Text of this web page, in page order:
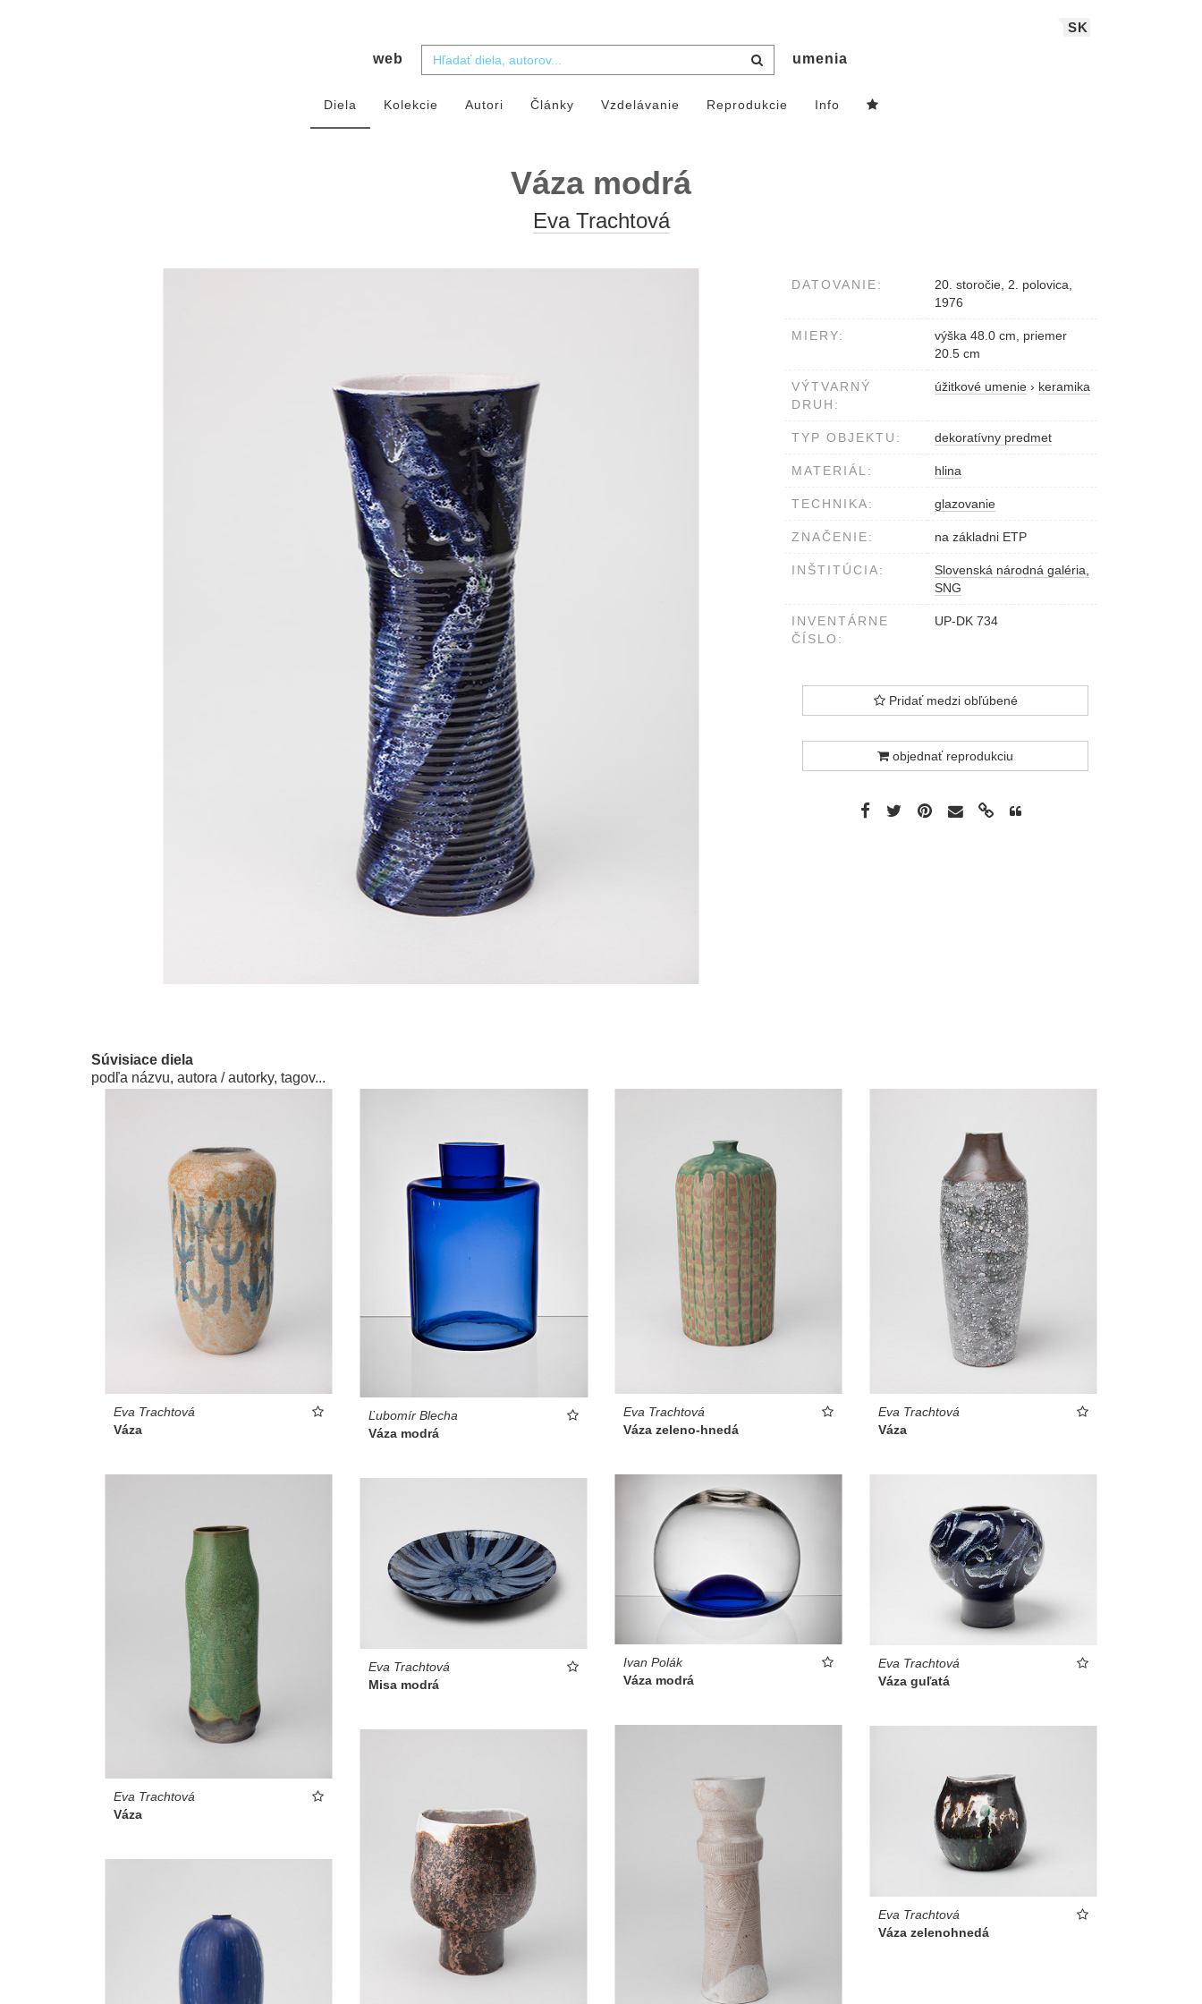
SK
web umenia
Diela Kolekcie Autori Články Vzdelávanie Reprodukcie Info
Váza modrá
Eva Trachtová
DATOVANIE:
20. storočie, 2. polovica,
1976
MIERY:
výška 48.0 cm, priemer
20.5 cm
VÝTVARNÝ
DRUH:
úžitkové umenie › keramika
TYP OBJEKTU: dekoratívny predmet
MATERIÁL: hlina
TECHNIKA: glazovanie
ZNAČENIE: na základni ETP
INŠTITÚCIA:
Slovenská národná galéria,
SNG
INVENTÁRNE
ČÍSLO:
UP-DK 734
Pridať medzi obľúbené
objednať reprodukciu
Súvisiace diela
podľa názvu, autora / autorky, tagov...
Eva Trachtová
Váza
Ľubomír Blecha
Váza modrá
Eva Trachtová
Váza zeleno-hnedá
Eva Trachtová
Váza
Eva Trachtová
Váza
Ivan Polák
Váza modrá
Eva Trachtová
Váza guľatá
Eva Trachtová
Misa modrá
Eva Trachtová
Váza zelenohnedá